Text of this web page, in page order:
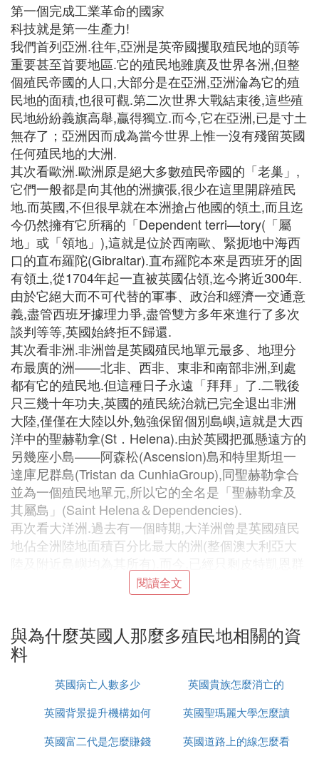
第一個完成工業革命的國家
科技就是第一生產力!
我們首列亞洲.往年,亞洲是英帝國攫取殖民地的頭等
重要甚至首要地區.它的殖民地雖廣及世界各洲,但整
個殖民帝國的人口,大部分是在亞洲,亞洲淪為它的殖
民地的面積,也很可觀.第二次世界大戰結束後,這些殖
民地紛紛義旗高舉,贏得獨立.而今,它在亞洲,已是寸土
無存了；亞洲因而成為當今世界上惟一沒有殘留英國
任何殖民地的大洲.
其次看歐洲.歐洲原是絕大多數殖民帝國的「老巢」,
它們一般都是向其他的洲擴張,很少在這里開辟殖民
地.而英國,不但很早就在本洲搶占他國的領土,而且迄
今仍然擁有它所稱的「Dependent terri—tory(「屬
地」或「領地」),這就是位於西南歐、緊扼地中海西
口的直布羅陀(Gibraltar).直布羅陀本來是西班牙的固
有領土,從1704年起一直被英國佔領,迄今將近300年.
由於它絕大而不可代替的軍事、政治和經濟一交通意
義,盡管西班牙據理力爭,盡管雙方多年來進行了多次
談判等等,英國始終拒不歸還.
其次看非洲.非洲曾是英國殖民地單元最多、地理分
布最廣的洲——北非、西非、東非和南部非洲,到處
都有它的殖民地.但這種日子永遠「拜拜」了.二戰後
只三幾十年功夫,英國的殖民統治就已完全退出非洲
大陸,僅僅在大陸以外,勉強保留個別島嶼,這就是大西
洋中的聖赫勒拿(St．Helena).由於英國把孤懸遠方的
另幾座小島——阿森松(Ascension)島和特里斯坦一
達庫尼群島(Tristan da CunhiaGroup),同聖赫勒拿合
並為一個殖民地單元,所以它的全名是「聖赫勒拿及
其屬島」(Saint Helena＆Dependencies).
再次看大洋洲.過去有一個時期,大洋洲曾是英國殖民
地佔全洲陸地面積百分比最大的洲(整個澳大利亞大
島(Pitcairn Islands)一隅之地了.
最後是美洲.歷史上,美洲的北美地區,曾是英國殖民活
殖民地,早已通過各種途徑、以多種方式獲得獨立.但
而今,按地區單元數目說,美洲仍為英國海外殖民地數
量最多的洲.南北美洲合計有7處,其中大多數在北美,
共6處:百大(Bermuda)、特克斯群島和凱科斯群島(Tu
rks and Caicos Islands)、開曼群島(Cayman Island
s)、英屬維爾京群島(British VirginIslands)、安圭拉
(Anguila),以及蒙特塞拉特(Montserrat)；南美洲有一
閱讀全文
與為什麼英國人那麼多殖民地相關的資
料
英國病亡人數多少
英國貴族怎麼消亡的
英國背景提升機構如何
辦理
英國聖瑪麗大學怎麼讀
英國富二代是怎麼賺錢
英國道路上的線怎麼看